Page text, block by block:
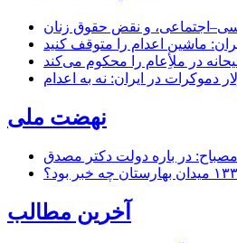
و نقض حقوق زنان
در ملأِعام را محکوم می‌کند
دموکرات در ایران: نه به اعدام
نهضت ملی
در باره دولت دکتر مصدق
آخرین مطالب